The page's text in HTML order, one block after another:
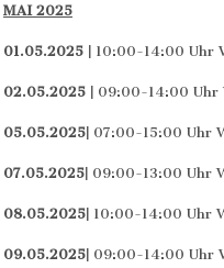
MAI 2025
01.05.2025 | 10:00-14:00 Uhr
02.05.2025 | 09:00-14:00 Uhr
05.05.2025| 07:00-15:00 Uhr
07.05.2025| 09:00-13:00 Uhr
08.05.2025| 10:00-14:00 Uhr
09.05.2025| 09:00-14:00 Uhr